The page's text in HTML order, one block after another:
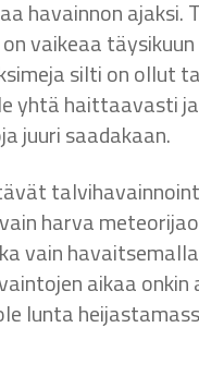
havainnon ajaksi.
vaikeaa
silti on ollut
yhtä haittaavasti
juuri saadakaan.
harva
vain
aikaa
lunta